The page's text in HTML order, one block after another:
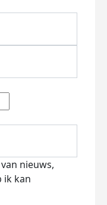
nieuws,
ik kan